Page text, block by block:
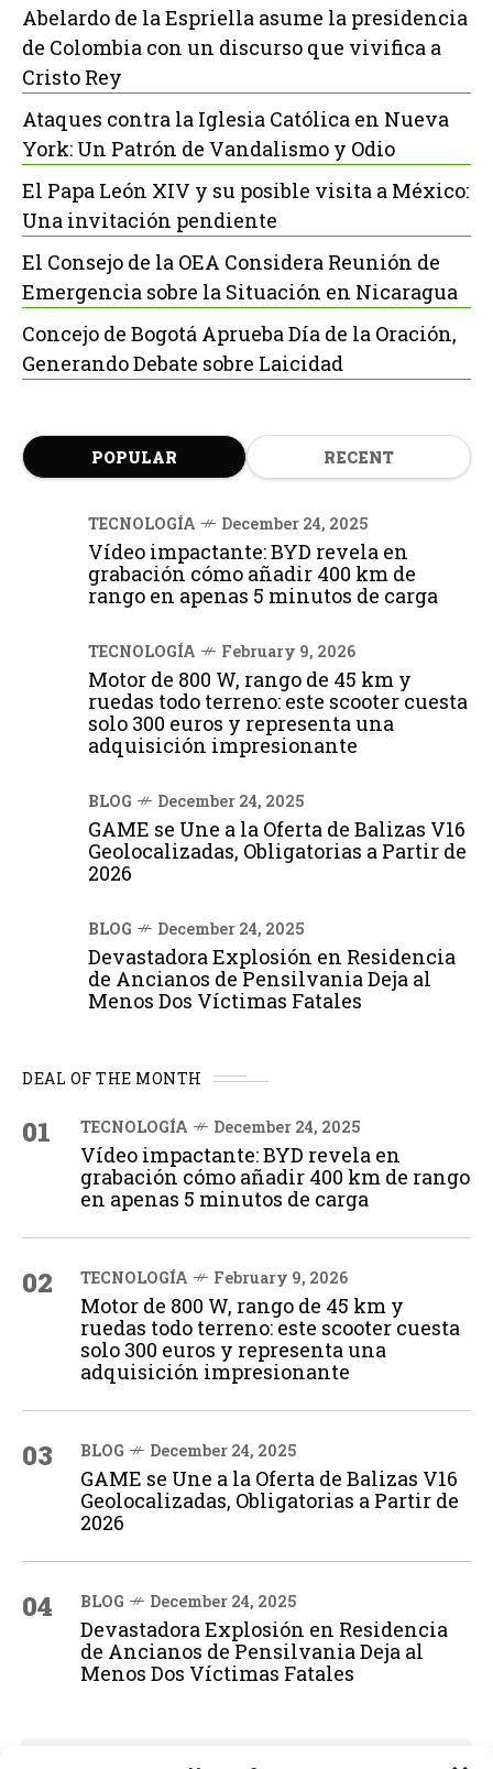
Abelardo de la Espriella asume la presidencia
de Colombia con un discurso que vivifica a
Cristo Rey
Ataques contra la Iglesia Católica en Nueva
York: Un Patrón de Vandalismo y Odio
El Papa León XIV y su posible visita a México:
Una invitación pendiente
El Consejo de la OEA Considera Reunión de
Emergencia sobre la Situación en Nicaragua
Concejo de Bogotá Aprueba Día de la Oración,
Generando Debate sobre Laicidad
POPULAR RECENT
TECNOLOGÍA December 24, 2025
Vídeo impactante: BYD revela en
grabación cómo añadir 400 km de
rango en apenas 5 minutos de carga
TECNOLOGÍA February 9, 2026
Motor de 800 W, rango de 45 km y
ruedas todo terreno: este scooter cuesta
solo 300 euros y representa una
adquisición impresionante
BLOG December 24, 2025
GAME se Une a la Oferta de Balizas V16
Geolocalizadas, Obligatorias a Partir de
2026
BLOG December 24, 2025
Devastadora Explosión en Residencia
de Ancianos de Pensilvania Deja al
Menos Dos Víctimas Fatales
DEAL OF THE MONTH
01 TECNOLOGÍA December 24, 2025
Vídeo impactante: BYD revela en
grabación cómo añadir 400 km de rango
en apenas 5 minutos de carga
02 TECNOLOGÍA February 9, 2026
Motor de 800 W, rango de 45 km y
ruedas todo terreno: este scooter cuesta
solo 300 euros y representa una
adquisición impresionante
03 BLOG December 24, 2025
GAME se Une a la Oferta de Balizas V16
Geolocalizadas, Obligatorias a Partir de
2026
04 BLOG December 24, 2025
Devastadora Explosión en Residencia
de Ancianos de Pensilvania Deja al
Menos Dos Víctimas Fatales